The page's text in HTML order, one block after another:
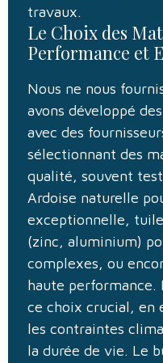
travaux.
Le Choix des
Performance et
Nous ne nous
avons développé
avec des
sélectionnant des
qualité, souvent
Ardoise naturelle
exceptionnelle,
(zinc, aluminium)
complexes, ou
haute performance.
ce choix crucial, en
les contraintes
la durée de vie. Le